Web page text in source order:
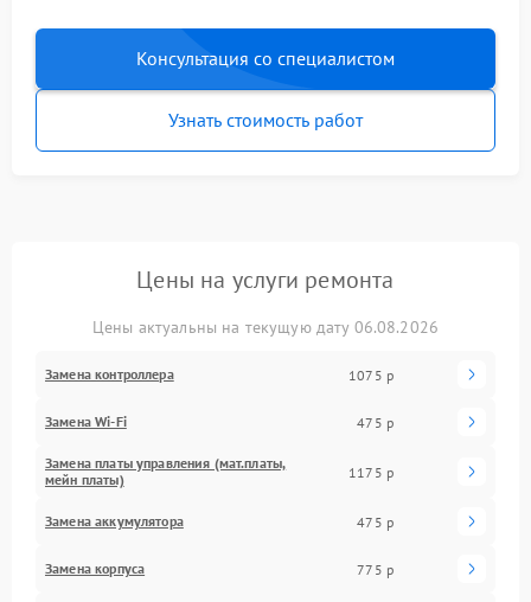
Консультация со специалистом
Узнать стоимость работ
Цены на услуги ремонта
Цены актуальны на текущую дату 06.08.2026
Замена контроллера 1075 р
Замена Wi-Fi 475 р
Замена платы управления (мат.платы,
мейн платы)
1175 р
Замена аккумулятора 475 р
Замена корпуса 775 р